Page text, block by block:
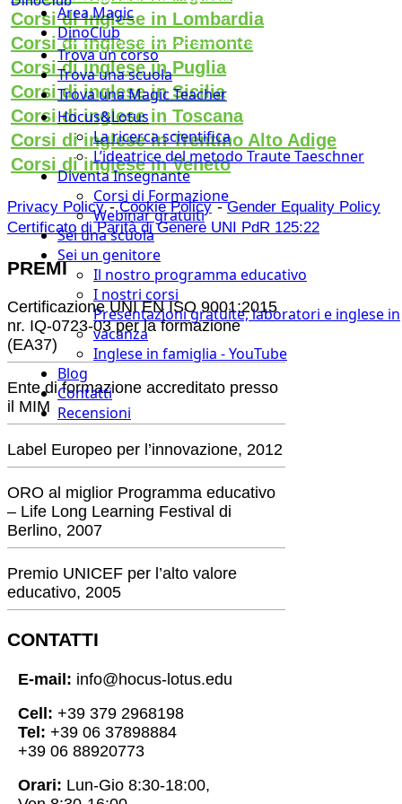
Area Magic
DinoClub
Trova un corso
Trova una scuola
Trova una Magic Teacher
Hocus&Lotus
La ricerca scientifica
L’ideatrice del metodo Traute Taeschner
Diventa Insegnante
Corsi di Formazione
Webinar gratuiti
Sei una scuola
Sei un genitore
Il nostro programma educativo
I nostri corsi
Presentazioni gratuite, laboratori e inglese in
vacanza
Inglese in famiglia - YouTube
Blog
Contatti
Recensioni
Corsi di inglese in Lombardia
Corsi di inglese in Piemonte
Corsi di inglese in Puglia
Corsi di inglese in Sicilia
Corsi di inglese in Toscana
Corsi di inglese in Trentino Alto Adige
Corsi di inglese in Veneto
Privacy Policy-Cookie Policy-Gender Equality Policy
Certificato di Parità di Genere UNI PdR 125:22
PREMI
Certificazione UNI EN ISO 9001:2015
nr. IQ-0723-03 per la formazione
(EA37)
Ente di formazione accreditato presso
il MIM
Label Europeo per l’innovazione, 2012
ORO al miglior Programma educativo
– Life Long Learning Festival di
Berlino, 2007
Premio UNICEF per l’alto valore
educativo, 2005
CONTATTI
E-mail: info@hocus-lotus.edu
Cell: +39 379 2968198
Tel: +39 06 37898884
+39 06 88920773
Orari: Lun-Gio 8:30-18:00,